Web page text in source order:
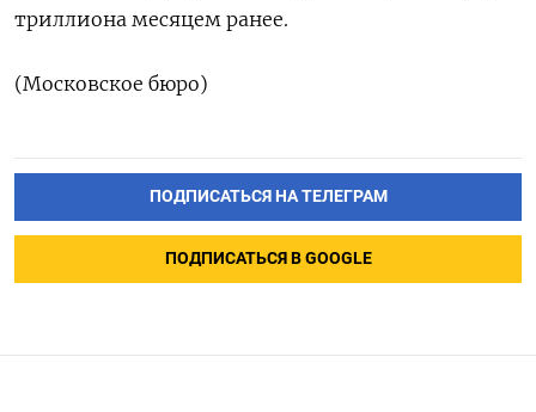
триллиона месяцем ранее.
(Московское бюро)
ПОДПИСАТЬСЯ НА ТЕЛЕГРАМ
ПОДПИСАТЬСЯ В GOOGLE